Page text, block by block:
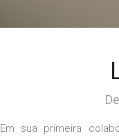
Em sua primeira